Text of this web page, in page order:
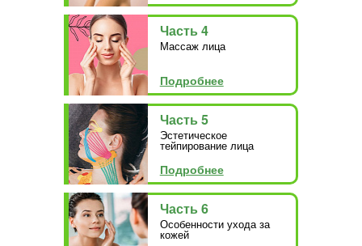
Часть 4
Массаж лица
Подробнее
Часть 5
Эстетическое
тейпирование лица
Подробнее
Часть 6
Особенности ухода за
кожей